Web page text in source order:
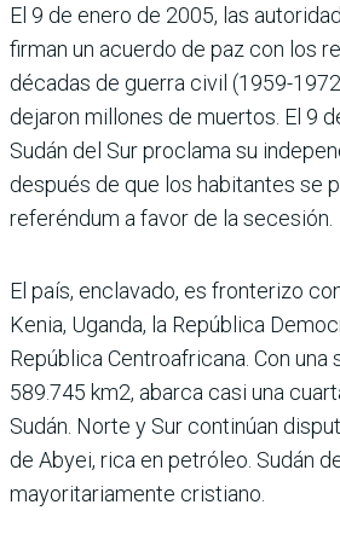
El 9 de enero de 2005, las
firman un acuerdo de paz con los
décadas de guerra civil (1959-
dejaron millones de muertos. El 9
Sudán del Sur proclama su
después de que los habitantes se
referéndum a favor de la secesión.
El país, enclavado, es fronterizo
Kenia, Uganda, la República
República Centroafricana. Con una
589.745 km2, abarca casi una
Sudán. Norte y Sur continúan
de Abyei, rica en petróleo. Sudán
mayoritariamente cristiano.